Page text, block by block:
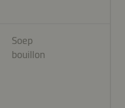
Soep
bouillon